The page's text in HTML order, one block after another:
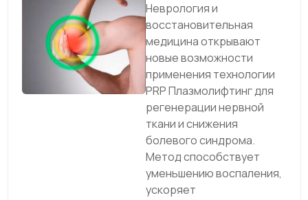
Неврология и
восстановительная
медицина открывают
новые возможности
применения технологии
PRP Плазмолифтинг для
регенерации нервной
ткани и снижения
болевого синдрома.
Метод способствует
уменьшению воспаления,
ускоряет